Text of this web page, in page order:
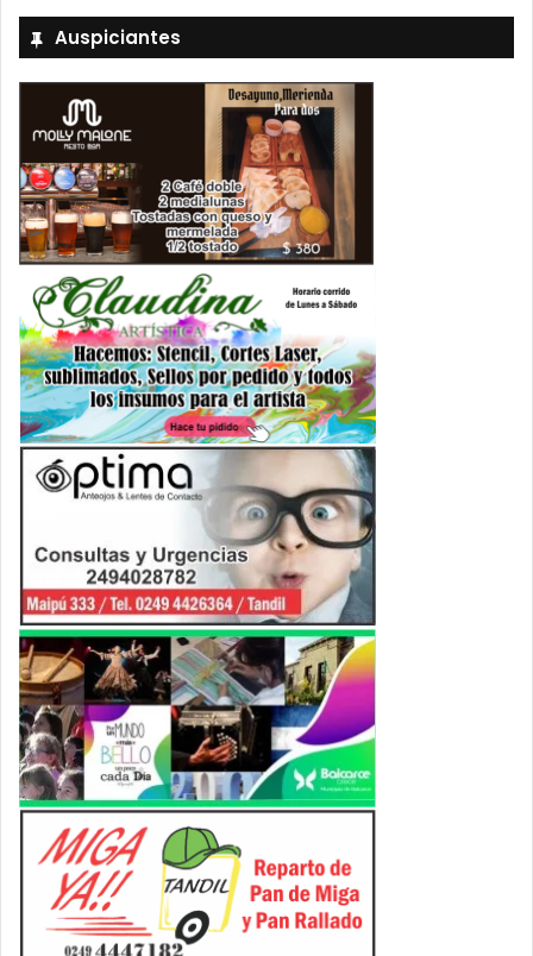
Auspiciantes